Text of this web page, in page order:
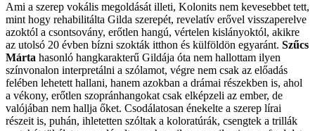
Ami a szerep vokális megoldását illeti, Kolonits nem kevesebbet tett,
mint hogy rehabilitálta Gilda szerepét, revelatív erővel visszaperelve
azoktól a csontsovány, erőtlen hangú, vértelen kislányoktól, akikre
az utolsó 20 évben bízni szokták itthon és külföldön egyaránt. Szűcs
Márta hasonló hangkarakterű Gildája óta nem hallottam ilyen
színvonalon interpretálni a szólamot, végre nem csak az előadás
felében lehetett hallani, hanem azokban a drámai részekben is, ahol
a vékony, erőtlen szopránhangokat csak elképzeli az ember, de
valójában nem hallja őket. Csodálatosan énekelte a szerep lírai
részeit is, puhán, ihletetten szóltak a koloratúrák, csengtek a trillák